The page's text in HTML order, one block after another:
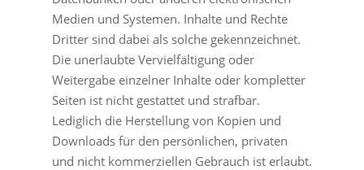
Medien und Systemen. Inhalte und Rechte
Dritter sind dabei als solche gekennzeichnet.
Die unerlaubte Vervielfältigung oder
Weitergabe einzelner Inhalte oder kompletter
Seiten ist nicht gestattet und strafbar.
Lediglich die Herstellung von Kopien und
Downloads für den persönlichen, privaten
und nicht kommerziellen Gebrauch ist erlaubt.